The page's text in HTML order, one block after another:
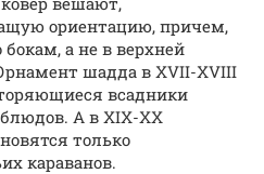
ориентацию, причем,
а не в верхней
шадда в ХVII-ХVIII
всадники
А в ХIХ-ХХ
только
караванов.